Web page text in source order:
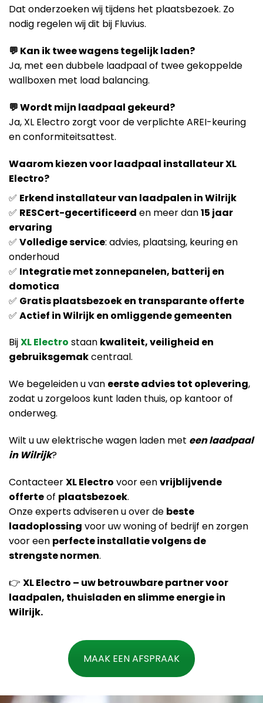
Dat onderzoeken wij tijdens het plaatsbezoek. Zo
nodig regelen wij dit bij Fluvius.
💬 Kan ik twee wagens tegelijk laden?
Ja, met een dubbele laadpaal of twee gekoppelde
wallboxen met load balancing.
💬 Wordt mijn laadpaal gekeurd?
Ja, XL Electro zorgt voor de verplichte AREI-keuring
en conformiteitsattest.
Waarom kiezen voor laadpaal installateur XL
Electro?
✅ Erkend installateur van laadpalen in Wilrijk
✅ RESCert-gecertificeerd en meer dan15 jaar
ervaring
✅ Volledige service: advies, plaatsing, keuring en
onderhoud
✅ Integratie met zonnepanelen, batterij en
domotica
✅ Gratis plaatsbezoek en transparante offerte
✅ Actief in Wilrijk en omliggende gemeenten
BijXL Electro staan kwaliteit, veiligheid en
gebruiksgemakcentraal.
We begeleiden u van eerste advies tot oplevering,
zodat u zorgeloos kunt laden thuis, op kantoor of
onderweg.
Wilt u uw elektrische wagen laden met een laadpaal
in Wilrijk?
ContacteerXL Electro voor eenvrijblijvende
offerteof plaatsbezoek.
Onze experts adviseren u over de beste
laadoplossing voor uw woning of bedrijf en zorgen
voor een perfecte installatie volgens de
strengste normen.
👉 XL Electro – uw betrouwbare partner voor
laadpalen, thuisladen en slimme energie in
Wilrijk.
MAAK EEN AFSPRAAK